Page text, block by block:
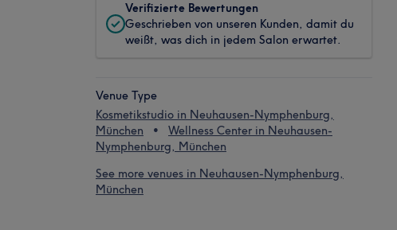
Verifizierte Bewertungen
Geschrieben von unseren Kunden, damit du
weißt, was dich in jedem Salon erwartet.
Venue Type
Kosmetikstudio in Neuhausen-Nymphenburg,
München
Wellness Center in Neuhausen-
Nymphenburg, München
See more venues in Neuhausen-Nymphenburg,
München